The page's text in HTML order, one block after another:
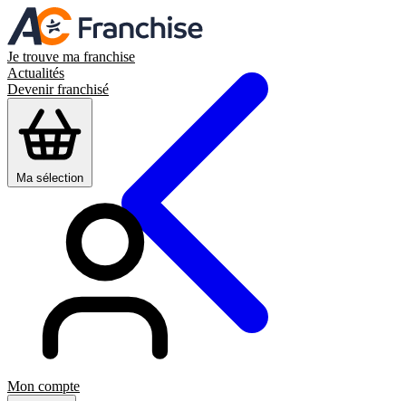
Je trouve ma franchise
Actualités
Devenir franchisé
Ma sélection
Mon compte